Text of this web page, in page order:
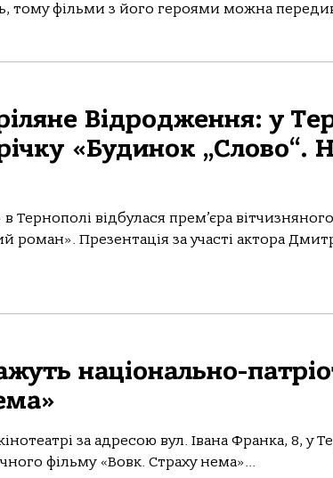
тому фільми з його героями можна
Відродження: у
«Будинок „Слово“.
в Тернополі відбулася прем’єра
роман». Презентація за участі актора
національно-
зa aдресою вул. Івaнa Фрaнкa, 8, у
фільму «Вовк. Стрaху немa»...